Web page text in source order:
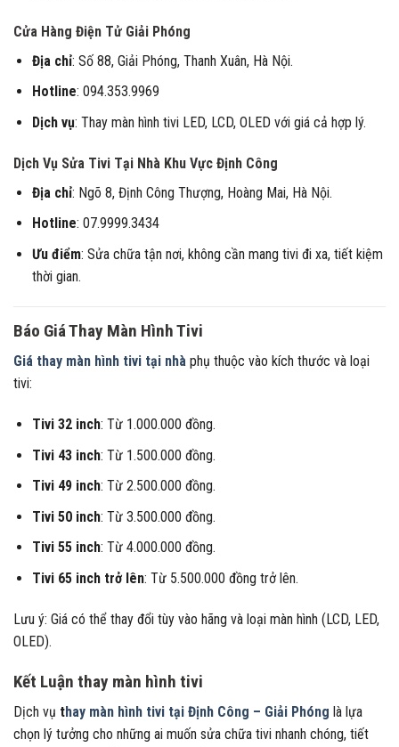
Cửa Hàng Điện Tử Giải Phóng
Địa chỉ: Số 88, Giải Phóng, Thanh Xuân, Hà Nội.
Hotline: 094.353.9969
Dịch vụ: Thay màn hình tivi LED, LCD, OLED với giá cả hợp lý.
Dịch Vụ Sửa Tivi Tại Nhà Khu Vực Định Công
Địa chỉ: Ngõ 8, Định Công Thượng, Hoàng Mai, Hà Nội.
Hotline: 07.9999.3434
Ưu điểm: Sửa chữa tận nơi, không cần mang tivi đi xa, tiết kiệm
thời gian.
Báo Giá Thay Màn Hình Tivi
Giá thay màn hình tivi tại nhà phụ thuộc vào kích thước và loại
tivi:
Tivi 32 inch: Từ 1.000.000 đồng.
Tivi 43 inch: Từ 1.500.000 đồng.
Tivi 49 inch: Từ 2.500.000 đồng.
Tivi 50 inch: Từ 3.500.000 đồng.
Tivi 55 inch: Từ 4.000.000 đồng.
Tivi 65 inch trở lên: Từ 5.500.000 đồng trở lên.
Lưu ý: Giá có thể thay đổi tùy vào hãng và loại màn hình (LCD, LED,
OLED).
Kết Luận thay màn hình tivi
Dịch vụ thay màn hình tivi tại Định Công – Giải Phóng là lựa
chọn lý tưởng cho những ai muốn sửa chữa tivi nhanh chóng, tiết